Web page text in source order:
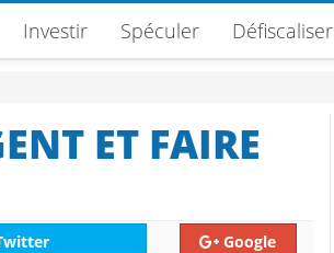
Investir Spéculer Défiscaliser
ET FAIRE
Google